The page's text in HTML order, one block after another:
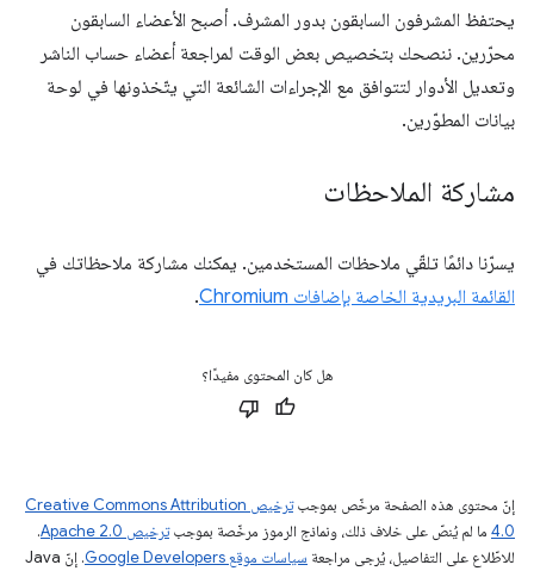
يحتفظ المشرفون السابقون بدور المشرف. أصبح الأعضاء السابقون
محرّرين. ننصحك بتخصيص بعض الوقت لمراجعة أعضاء حساب الناشر
وتعديل الأدوار لتتوافق مع الإجراءات الشائعة التي يتّخذونها في لوحة
بيانات المطوّرين.
مشاركة الملاحظات
يسرّنا دائمًا تلقّي ملاحظات المستخدمين. يمكنك مشاركة ملاحظاتك في
القائمة البريدية الخاصة بإضافات Chromium
.
هل كان المحتوى مفيدًا؟
إنّ محتوى هذه الصفحة مرخّص بموجب
ترخيص Creative Commons Attribution
4.0‏ ما لم يُنصّ على خلاف ذلك، ونماذج الرموز مرخّصة بموجبترخيص Apache 2.0‏
.
للاطّلاع على التفاصيل، يُرجى مراجعة سياسات موقع Google Developers‏
. إنّ Java